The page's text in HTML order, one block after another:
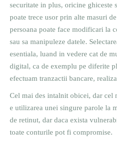
securitate in plus, oricine ghiceste
poate trece usor prin alte masuri
persoana poate face modificari la
sau sa manipuleze datele.
esentiala, luand in vedere cat de
digital, ca de exemplu pe diferite
efectuam tranzactii bancare,
Cel mai des intalnit obicei, dar cel
e utilizarea unei singure parole la
de retinut, dar daca exista
toate conturile pot fi compromise.